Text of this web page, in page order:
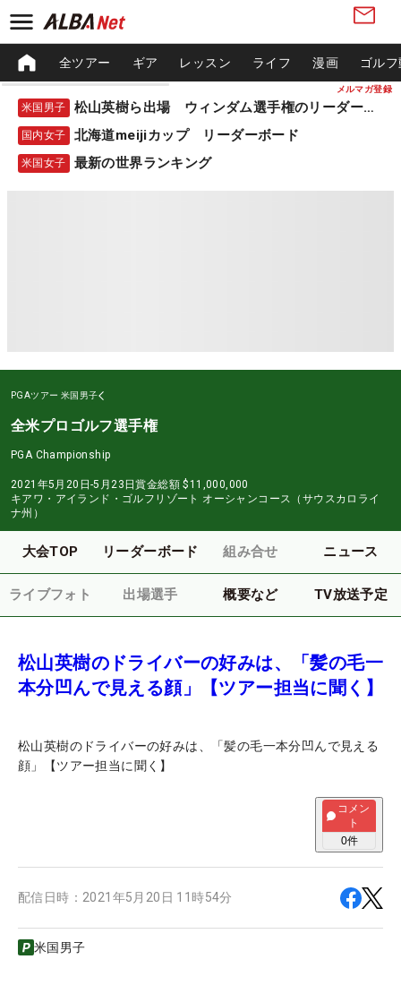
メルマガ登録
全ツアー ギア レッスン ライフ 漫画 ゴル
米国男子 松山英樹ら出場 ウィンダム選手権のリーダーボード
国内女子 北海道meijiカップ リーダーボード
米国女子 最新の世界ランキング
PGAツアー 米国男子
全米プロゴルフ選手権
PGA Championship
2021年5月20日-5月23日賞金総額 $11,000,000
キアワ・アイランド・ゴルフリゾート オーシャンコース（サウスカロライ
ナ州）
大会TOP リーダーボード 組み合せ ニュース
ライブフォト 出場選手 概要など TV放送予定
松山英樹のドライバーの好みは、「髪の毛一
本分凹んで見える顔」【ツアー担当に聞く】
松山英樹のドライバーの好みは、「髪の毛一本分凹んで見える
顔」【ツアー担当に聞く】
コメン
ト
0件
配信日時： 2021年5月20日 11時54分
米国男子